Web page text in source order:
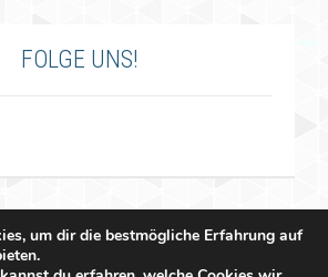
FOLGE UNS!
um dir die bestmögliche Erfahrung auf